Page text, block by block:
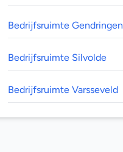
Bedrijfsruimte Gendringen
Bedrijfsruimte Silvolde
Bedrijfsruimte Varsseveld